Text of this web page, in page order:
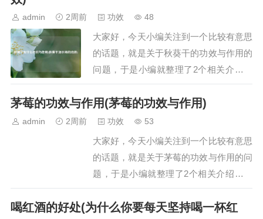
效一、银耳和燕窝有什么功效银耳和燕窝
滋补品，…
admin 2周前 功效 48
大家好，今天小编关注到一个比较有意思
的话题，就是关于秋葵干的功效与作用的
问题，于是小编就整理了2个相关介绍秋
葵干的功效与作用的解答，让我们一起看
看吧。文章目录：秋葵干有什么功效与作
用秋葵干泡水喝的功效一、秋葵干有什么
功效与作用秋葵干具有提供营养、补钙强
身、平衡血糖、润肠通便等功效与作用，
具体如下：提…
茅莓的功效与作用(茅莓的功效与作用)
admin 2周前 功效 53
大家好，今天小编关注到一个比较有意思
的话题，就是关于茅莓的功效与作用的问
题，于是小编就整理了2个相关介绍茅莓
的功效与作用的解答，让我们一起看看
吧。文章目录：茅莓的功效与作用茅莓的
喝红酒的好处(为什么你要每天坚持喝一杯红